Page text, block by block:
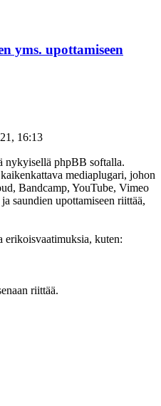
yms. upottamiseen
16:13
nykyisellä phpBB softalla.
mediaplugari, johon
Bandcamp, YouTube, Vimeo
saundien upottamiseen riittää,
erikoisvaatimuksia, kuten:
riittää.